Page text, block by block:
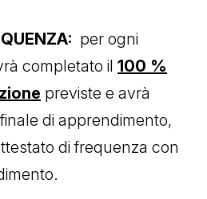
per ogni
completato il 100 %
previste e avrà
di apprendimento,
di frequenza con